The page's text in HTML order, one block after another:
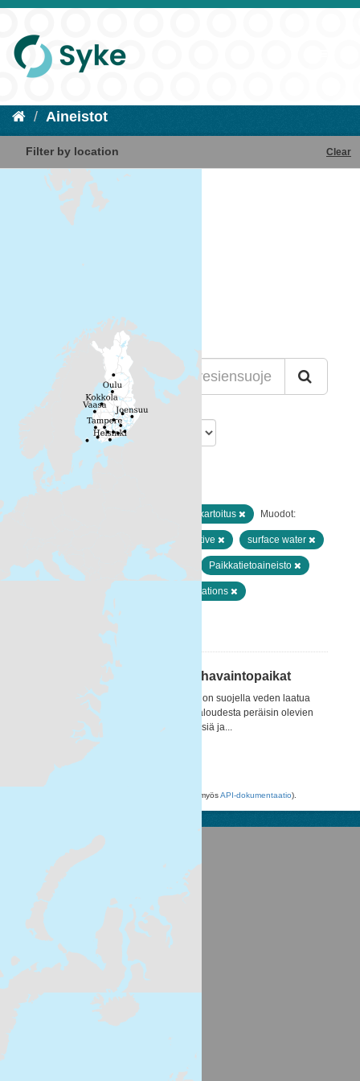
Aineistot
Filter by location Clear
Lajittelu
Löytyi 1 datasettiä
Paikkatiedot ja kaukokartoitus Muodot:
nitrate directive surface water
Maan havainnointi ja ympäristö Paikkatietoaineisto
Nitrates monitoring stations
Suodattimen tulokset
Nitraattidirektiivin mukaiset havaintopaikat
Nitraattidirektiivin (1991) tarkoituksena on suojella veden laatua
kaikkialla Euroopassa estämällä maataloudesta peräisin olevien
nitraattien pilaamasta pohja- ja pintavesiä ja...
WMS
avulla (katso myösAPI-dokumentaatio).
Suomen ympäristökeskus
Latokartanonkaari 11
FI-00790 Helsinki
Switchboard: +358 295 251 000
Fax: 09 5490 2190
Palvelukuvaus
Tietosuojailmoitus
CKAN ohjelmointirajapinta (API)
CKAN Association
Powered by